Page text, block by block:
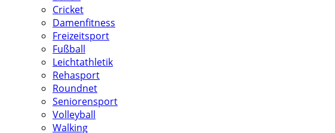
Cricket
Damenfitness
Freizeitsport
Fußball
Leichtathletik
Rehasport
Roundnet
Seniorensport
Volleyball
Walking